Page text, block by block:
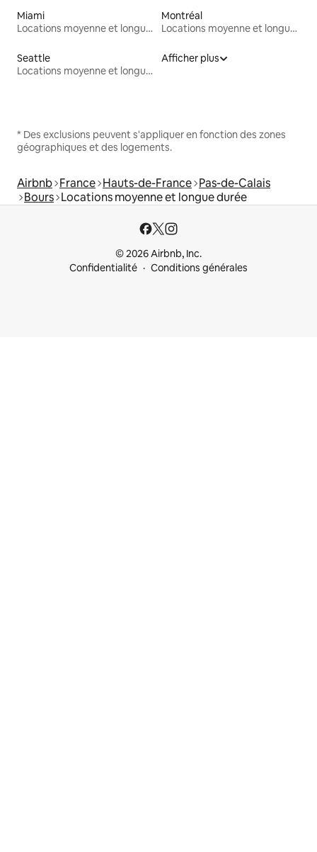
Miami
Locations moyenne et longue durée
Montréal
Locations moyenne et longue durée
Seattle
Locations moyenne et longue durée
Afficher plus
* Des exclusions peuvent s'appliquer en fonction des zones
géographiques et des logements.
Airbnb France Hauts-de-France Pas-de-Calais
Bours Locations moyenne et longue durée
© 2026 Airbnb, Inc.
Confidentialité
Conditions générales